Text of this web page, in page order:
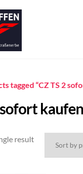
tagged “CZ TS 2
sofort
result